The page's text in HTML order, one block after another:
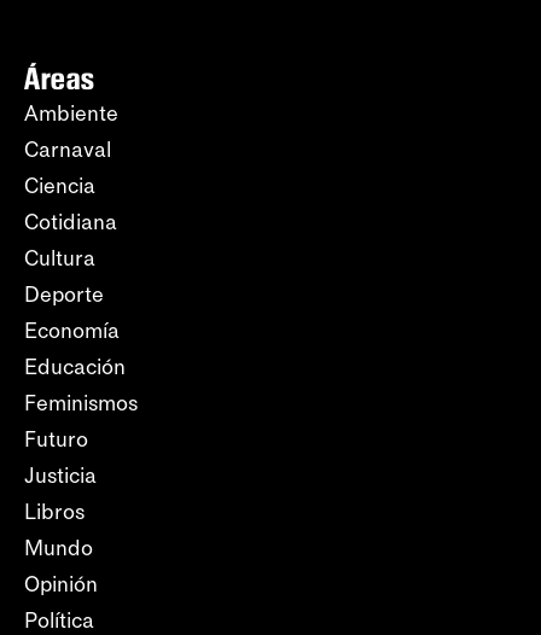
Áreas
Ambiente
Carnaval
Ciencia
Cotidiana
Cultura
Deporte
Economía
Educación
Feminismos
Futuro
Justicia
Libros
Mundo
Opinión
Política